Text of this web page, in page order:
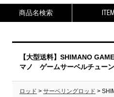
商品名検索 ITEM
【大型送料】SHIMANO
マノ ゲームサーベルチューン
ロッド > サーベリングロッド >